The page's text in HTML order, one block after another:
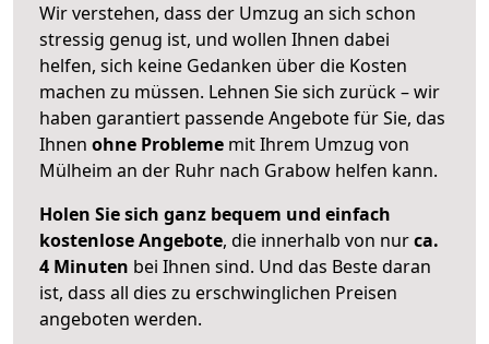
Wir verstehen, dass der Umzug an sich schon
stressig genug ist, und wollen Ihnen dabei
helfen, sich keine Gedanken über die Kosten
machen zu müssen. Lehnen Sie sich zurück – wir
haben garantiert passende Angebote für Sie, das
Ihnen ohne Probleme mit Ihrem Umzug von
Mülheim an der Ruhr nach Grabow helfen kann.
Holen Sie sich ganz bequem und einfach
kostenlose Angebote, die innerhalb von nurca.
4 Minuten bei Ihnen sind. Und das Beste daran
ist, dass all dies zu erschwinglichen Preisen
angeboten werden.